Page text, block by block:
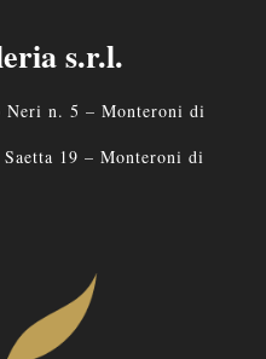
s.r.l.
Neri n. 5 – Monteroni di
19 – Monteroni di